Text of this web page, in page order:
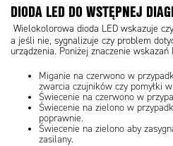
DIODA LED DO WSTĘPNEJ
Wielokolorowa dioda LED wskazuje
a jeśli nie, sygnalizuje czy problem
urządzenia. Poniżej znaczenie wskazań
Miganie na czerwono w
zwarcia czujników czy pomyłki
Świecenie na czerwono w
Świecenie na zielono w
poprawnie.
Świecenie na zielono aby
zasilany.